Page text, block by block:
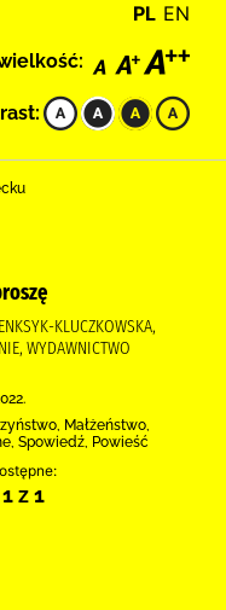
PL EN
KLUCZKOWSKA,
WYDAWNICTWO
Małżeństwo,
Spowiedź, Powieść
1 z 1